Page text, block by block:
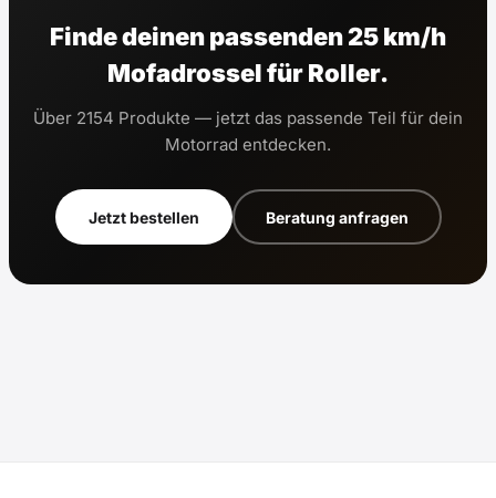
Finde deinen passenden 25 km/h
Mofadrossel für Roller.
Über 2154 Produkte — jetzt das passende Teil für dein
Motorrad entdecken.
Jetzt bestellen Beratung anfragen